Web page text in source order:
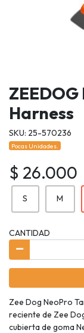
Harness
SKU: 25-570236
Pocas Unidades.
$ 26.000
S M
CANTIDAD
Zee Dog NeoPro
reciente de Zee
cubierta de goma